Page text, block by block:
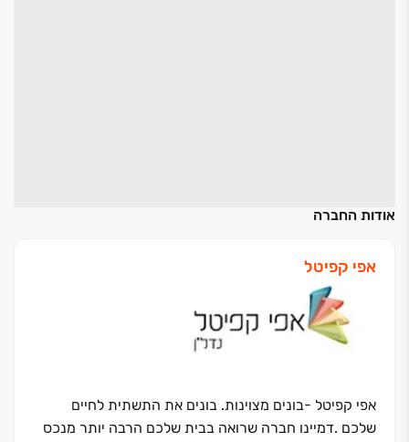
אודות החברה
אפי קפיטל
אפי קפיטל -בונים מצוינות. בונים את התשתית לחיים
שלכם .דמיינו חברה שרואה בבית שלכם הרבה יותר מנכס